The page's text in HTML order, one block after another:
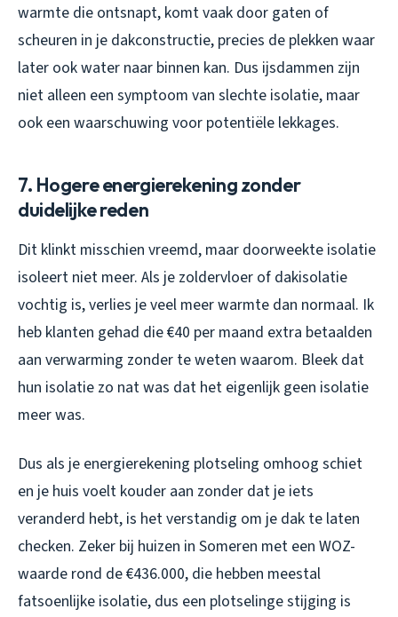
warmte die ontsnapt, komt vaak door gaten of
scheuren in je dakconstructie, precies de plekken waar
later ook water naar binnen kan. Dus ijsdammen zijn
niet alleen een symptoom van slechte isolatie, maar
ook een waarschuwing voor potentiële lekkages.
7. Hogere energierekening zonder
duidelijke reden
Dit klinkt misschien vreemd, maar doorweekte isolatie
isoleert niet meer. Als je zoldervloer of dakisolatie
vochtig is, verlies je veel meer warmte dan normaal. Ik
heb klanten gehad die €40 per maand extra betaalden
aan verwarming zonder te weten waarom. Bleek dat
hun isolatie zo nat was dat het eigenlijk geen isolatie
meer was.
Dus als je energierekening plotseling omhoog schiet
en je huis voelt kouder aan zonder dat je iets
veranderd hebt, is het verstandig om je dak te laten
checken. Zeker bij huizen in Someren met een WOZ-
waarde rond de €436.000, die hebben meestal
fatsoenlijke isolatie, dus een plotselinge stijging is